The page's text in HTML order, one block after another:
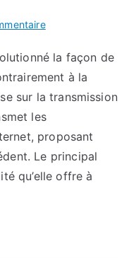
sur
et
améliorer
votre
expérience
domicile
la façon de
à la
sur la transmission
les
proposant
Le principal
qu’elle offre à